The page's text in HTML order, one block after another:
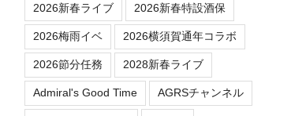
2026新春ライブ 2026新春特設酒保
2026梅雨イベ 2026横須賀通年コラボ
2026節分任務 2028新春ライブ
Admiral's Good Time AGRSチャンネル